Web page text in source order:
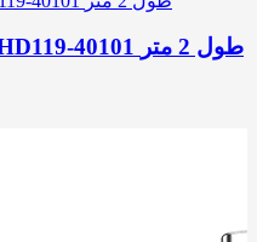
کابل HDMI 4K یوگرین مدل HD119-40101 طول 2 متر